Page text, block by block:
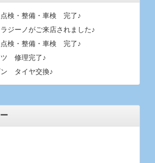
検・整備・車検 完了♪
ジーノがご来店されました♪
検・整備・車検 完了♪
ツ 修理完了♪
ン タイヤ交換♪